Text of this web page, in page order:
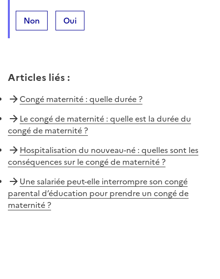
Non Oui
Articles liés :
Congé maternité : quelle durée ?
Le congé de maternité : quelle est la durée du
congé de maternité ?
Hospitalisation du nouveau-né : quelles sont les
conséquences sur le congé de maternité ?
Une salariée peut-elle interrompre son congé
parental d’éducation pour prendre un congé de
maternité ?